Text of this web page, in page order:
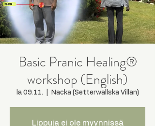
Basic Pranic Healing®
workshop (English)
la 09.11. Nacka (Setterwallska Villan)
Lippuja ei ole myynnissä